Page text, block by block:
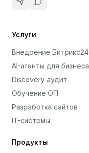
Услуги
Внедрение Битрикс24
AI-агенты для бизнеса
Discovery-аудит
Обучение ОП
Разработка сайтов
IT-системы
Продукты